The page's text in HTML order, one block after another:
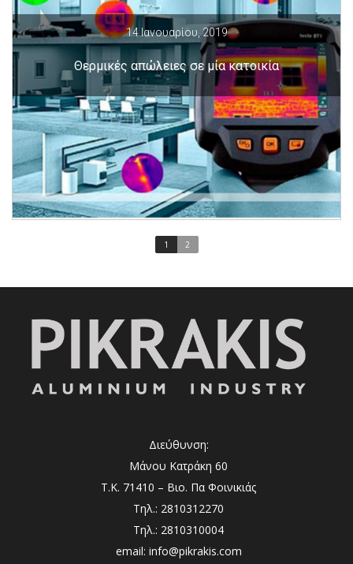
14 Ιανουαρίου, 2019
Θερμικές απώλειες σε μία κατοικία
1 2
Διεύθυνση:
Μάνου Κατράκη 60
Τ.Κ. 71410 – Βιο. Πα Φοινικιάς
Τηλ.: 2810312270
Τηλ.: 2810310004
email: info@pikrakis.com